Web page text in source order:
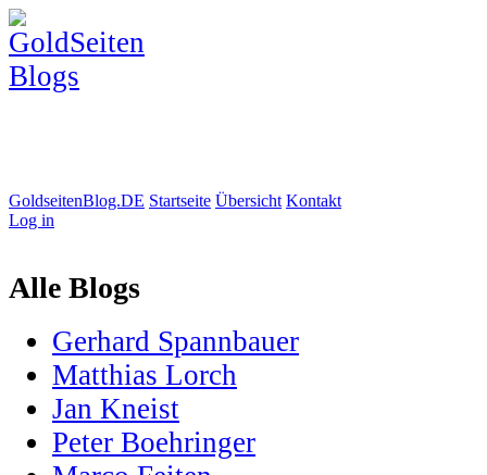
GoldseitenBlog.DE Startseite Übersicht Kontakt
Log in
Alle Blogs
Gerhard Spannbauer
Matthias Lorch
Jan Kneist
Peter Boehringer